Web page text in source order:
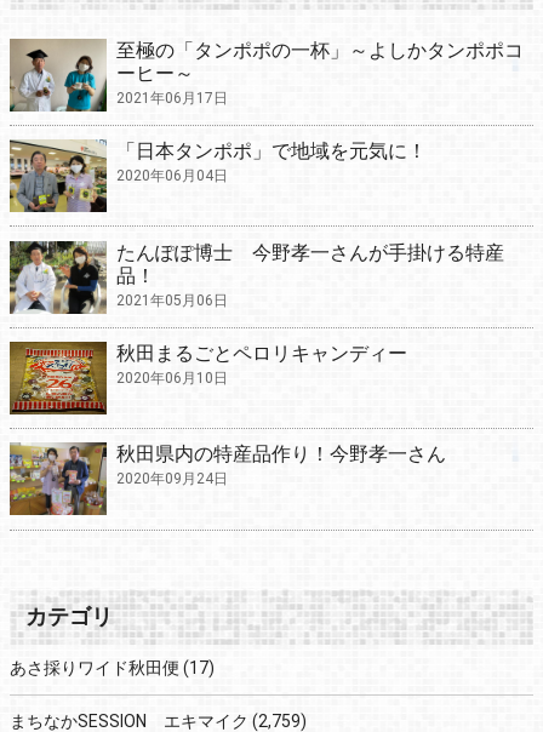
至極の「タンポポの一杯」～よしかタンポポコ
ーヒー～
2021年06月17日
「日本タンポポ」で地域を元気に！
2020年06月04日
たんぽぽ博士 今野孝一さんが手掛ける特産
品！
2021年05月06日
秋田まるごとペロリキャンディー
2020年06月10日
秋田県内の特産品作り！今野孝一さん
2020年09月24日
カテゴリ
あさ採りワイド秋田便 (17)
まちなかSESSION エキマイク (2,759)